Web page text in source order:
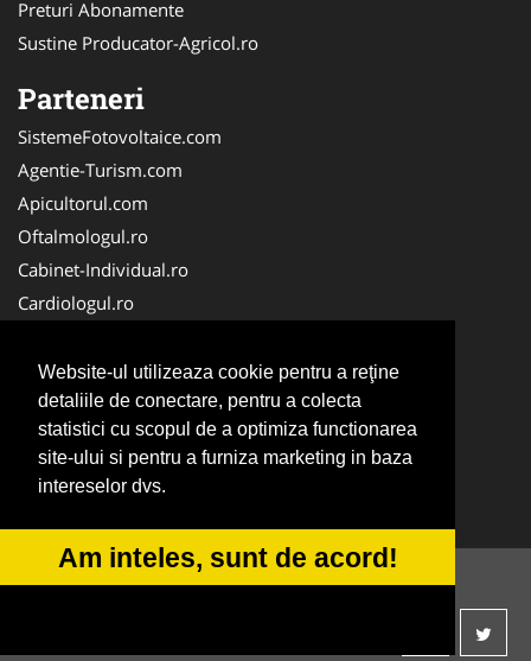
Website-ul utilizeaza cookie pentru a reţine
detaliile de conectare, pentru a colecta
statistici cu scopul de a optimiza functionarea
site-ului si pentru a furniza marketing in baza
intereselor dvs.
Am inteles, sunt de acord!
Preturi Abonamente
Sustine Producator-Agricol.ro
Parteneri
SistemeFotovoltaice.com
Agentie-Turism.com
Apicultorul.com
Oftalmologul.ro
Cabinet-Individual.ro
Cardiologul.ro
CramaVinuri.ro
Centru-Copiere.ro
CentruInchirieri.ro
Medic-Bun.com
© 2014-2026 -ANPC SOL